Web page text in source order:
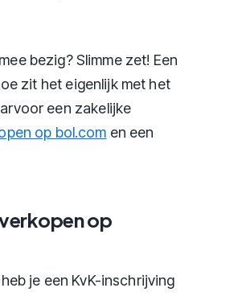
bezig? Slimme zet! Een
zit het eigenlijk met het
een zakelijke
op bol.com en een
op
je een KvK-inschrijving